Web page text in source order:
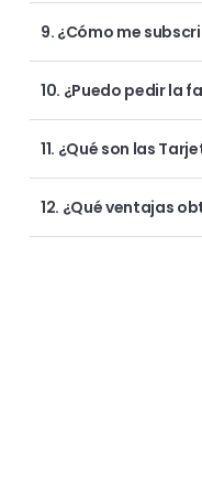
9. ¿Cómo me
10. ¿Puedo pedir la
11. ¿Qué son las
12. ¿Qué ventajas